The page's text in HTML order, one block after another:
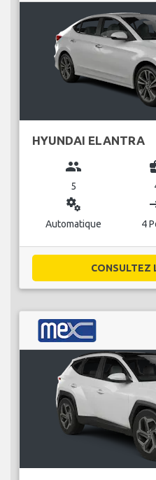
HYUNDAI ELANTRA
group
5
miscellaneous_services
Automatique 4
CONSULTEZ